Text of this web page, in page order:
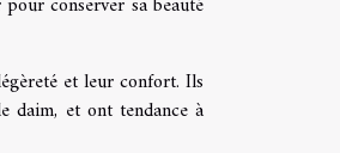
et leur confort. Ils
daim, et ont tendance à